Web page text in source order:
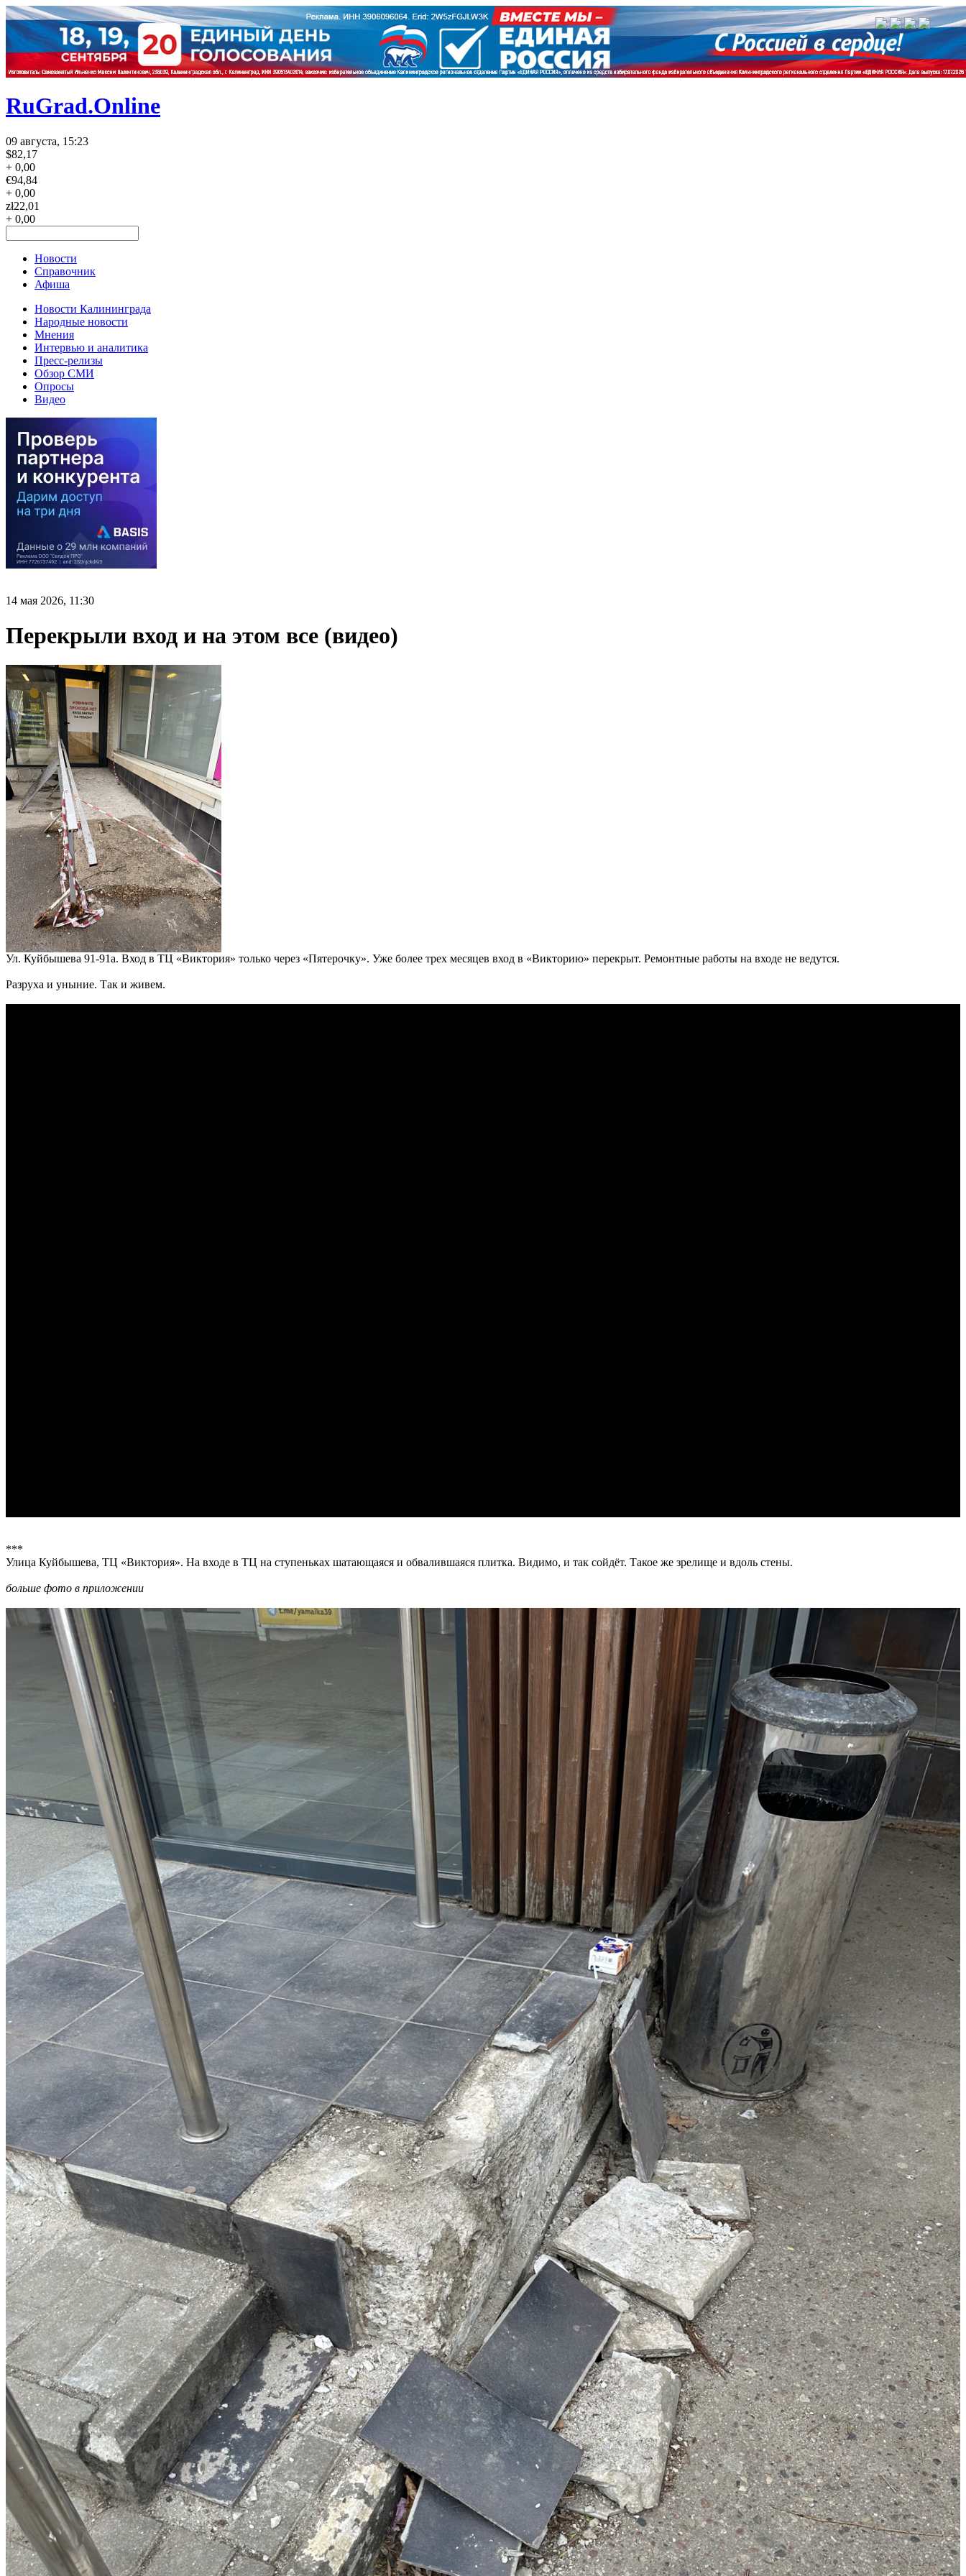
RuGrad.Online
09 августа, 15:23
$82,17
+ 0,00
€94,84
+ 0,00
zł22,01
+ 0,00
Новости
Справочник
Афиша
Новости Калининграда
Народные новости
Мнения
Интервью и аналитика
Пресс-релизы
Обзор СМИ
Опросы
Видео
14 мая 2026, 11:30
Перекрыли вход и на этом все (видео)
Ул. Куйбышева 91-91а. Вход в ТЦ «Виктория» только через «Пятерочку». Уже более трех месяцев вход в «Викторию» перекрыт. Ремонтные работы на входе не ведутся.
Разруха и уныние. Так и живем.
***
Улица Куйбышева, ТЦ «Виктория». На входе в ТЦ на ступеньках шатающаяся и обвалившаяся плитка. Видимо, и так сойдёт. Такое же зрелище и вдоль стены.
больше фото в приложении